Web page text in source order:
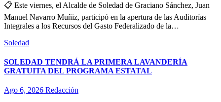
📋 Este viernes, el Alcalde de Soledad de Graciano Sánchez, Juan
Manuel Navarro Muñiz, participó en la apertura de las Auditorías
Integrales a los Recursos del Gasto Federalizado de la…
Soledad
SOLEDAD TENDRÁ LA PRIMERA LAVANDERÍA
GRATUITA DEL PROGRAMA ESTATAL
Ago 6, 2026 Redacción